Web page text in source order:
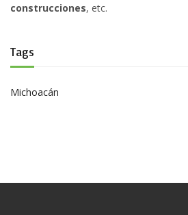
construcciones, etc.
Tags
Michoacán